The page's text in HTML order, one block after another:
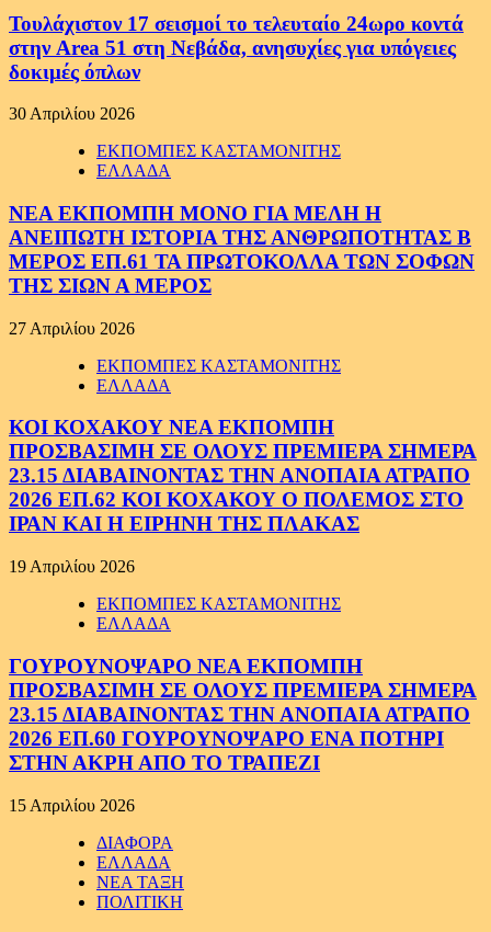
Τουλάχιστον 17 σεισμοί το τελευταίο 24ωρο κοντά
στην Area 51 στη Νεβάδα, ανησυχίες για υπόγειες
δοκιμές όπλων
30 Απριλίου 2026
ΕΚΠΟΜΠΕΣ ΚΑΣΤΑΜΟΝΙΤΗΣ
ΕΛΛΑΔΑ
ΝΕΑ ΕΚΠΟΜΠΗ ΜΟΝΟ ΓΙΑ ΜΕΛΗ Η
ΑΝΕΙΠΩΤΗ ΙΣΤΟΡΙΑ ΤΗΣ ΑΝΘΡΩΠΟΤΗΤΑΣ Β
ΜΕΡΟΣ ΕΠ.61 ΤΑ ΠΡΩΤΟΚΟΛΛΑ ΤΩΝ ΣΟΦΩΝ
ΤΗΣ ΣΙΩΝ Α ΜΕΡΟΣ
27 Απριλίου 2026
ΕΚΠΟΜΠΕΣ ΚΑΣΤΑΜΟΝΙΤΗΣ
ΕΛΛΑΔΑ
ΚΟΙ ΚΟΧΑΚΟΥ ΝΕΑ ΕΚΠΟΜΠΗ
ΠΡΟΣΒΑΣΙΜΗ ΣΕ ΟΛΟΥΣ ΠΡΕΜΙΕΡΑ ΣΗΜΕΡΑ
23.15 ΔΙΑΒΑΙΝΟΝΤΑΣ ΤΗΝ ΑΝΟΠΑΙΑ ΑΤΡΑΠΟ
2026 ΕΠ.62 ΚΟΙ ΚΟΧΑΚΟΥ Ο ΠΟΛΕΜΟΣ ΣΤΟ
ΙΡΑΝ ΚΑΙ Η ΕΙΡΗΝΗ ΤΗΣ ΠΛΑΚΑΣ
19 Απριλίου 2026
ΕΚΠΟΜΠΕΣ ΚΑΣΤΑΜΟΝΙΤΗΣ
ΕΛΛΑΔΑ
ΓΟΥΡΟΥΝΟΨΑΡΟ ΝΕΑ ΕΚΠΟΜΠΗ
ΠΡΟΣΒΑΣΙΜΗ ΣΕ ΟΛΟΥΣ ΠΡΕΜΙΕΡΑ ΣΗΜΕΡΑ
23.15 ΔΙΑΒΑΙΝΟΝΤΑΣ ΤΗΝ ΑΝΟΠΑΙΑ ΑΤΡΑΠΟ
2026 ΕΠ.60 ΓΟΥΡΟΥΝΟΨΑΡΟ ΕΝΑ ΠΟΤΗΡΙ
ΣΤΗΝ ΑΚΡΗ ΑΠΟ ΤΟ ΤΡΑΠΕΖΙ
15 Απριλίου 2026
ΔΙΑΦΟΡΑ
ΕΛΛΑΔΑ
ΝΕΑ ΤΑΞΗ
ΠΟΛΙΤΙΚΗ